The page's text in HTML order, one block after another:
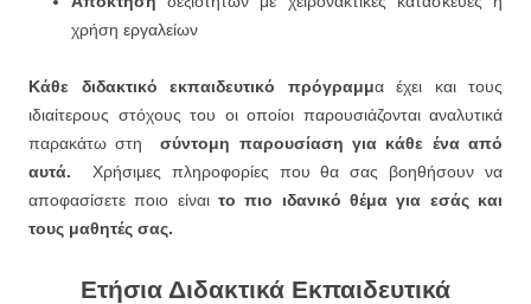
χρήση εργαλείων
Κάθε διδακτικό εκπαιδευτικό πρόγραμμα έχει και τους
ιδιαίτερους στόχους του οι οποίοι παρουσιάζονται αναλυτικά
παρακάτω στησύντομη παρουσίαση για κάθε ένα από
αυτά.
Χρήσιμες πληροφορίες που θα σας βοηθήσουν να
αποφασίσετε ποιο είναιτο πιο ιδανικό θέμα για εσάς και
τους μαθητές σας.
Ετήσια Διδακτικά Εκπαιδευτικά